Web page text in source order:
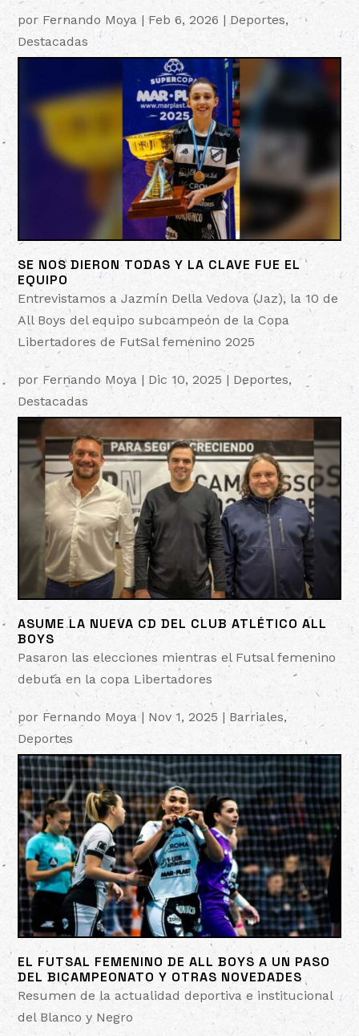
por Fernando Moya |Feb 6, 2026 |Deportes,
Destacadas
SE NOS DIERON TODAS Y LA CLAVE FUE EL
EQUIPO
por Fernando Moya | Dic 10, 2025 | Deportes,
Destacadas
Entrevistamos a Jazmín Della Vedova (Jaz), la 10 de
All Boys del equipo subcampeón de la Copa
Libertadores de FutSal femenino 2025
ASUME LA NUEVA CD DEL CLUB ATLÉTICO ALL
BOYS
por Fernando Moya| Nov 1, 2025 | Barriales,
Deportes
Pasaron las elecciones mientras el Futsal femenino
debuta en la copa Libertadores
EL FUTSAL FEMENINO DE ALL BOYS A UN PASO
DEL BICAMPEONATO Y OTRAS NOVEDADES
Resumen de la actualidad deportiva e institucional
del Blanco y Negro